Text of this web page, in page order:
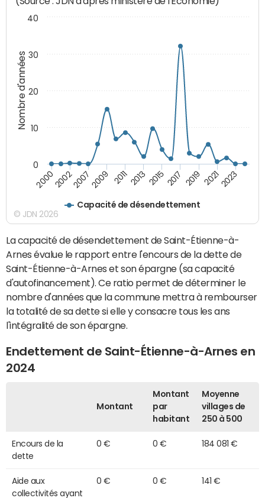
Nombre d'années
Capacité de désendettement
2000200220072009 2011 2013 2015 2017 2019 20212023
0
10
20
30
40
© JDN 2026
La capacité de désendettement de Saint-Étienne-à-
Arnes évalue le rapport entre l'encours de la dette de
Saint-Étienne-à-Arnes et son épargne (sa capacité
d'autofinancement). Ce ratio permet de déterminer le
nombre d'années que la commune mettra à rembourser
la totalité de sa dette si elle y consacre tous les ans
l'intégralité de son épargne.
Endettement de Saint-Étienne-à-Arnes en
2024
Montant
Montant
par
habitant
Moyenne
villages de
250 à 500
Encours de la
dette
0 € 0 € 184 081 €
Aide aux
collectivités ayant
0 € 0 € 141 €